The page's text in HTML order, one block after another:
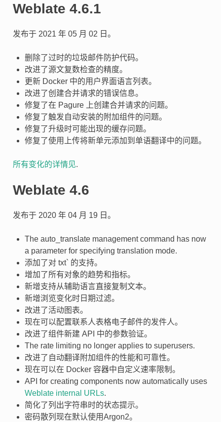
Weblate 4.6.1
发布于 2021 年 05 月 02 日。
删除了过时的垃圾邮件防护代码。
改进了源文复数检查的精度。
更新 Docker 中的用户界面语言列表。
改进了创建合并请求的错误信息。
修复了在 Pagure 上创建合并请求的问题。
修复了触发自动安装的附加组件的问题。
修复了升级时可能出现的缓存问题。
修复了使用上传将新单元添加到单语翻译中的问题。
所有变化的详情见.
Weblate 4.6
发布于 2020 年 04 月 19 日。
The auto_translate management command has now
a parameter for specifying translation mode.
添加了对 txt` 的支持。
增加了所有对象的趋势和指标。
新增支持从辅助语言直接复制文本。
新增浏览变化时日期过滤。
改进了活动图表。
现在可以配置联系人表格电子邮件的发件人。
改进了组件新建 API 中的参数验证。
The rate limiting no longer applies to superusers.
改进了自动翻译附加组件的性能和可靠性。
现在可以在 Docker 容器中自定义速率限制。
API for creating components now automatically uses
Weblate internal URLs.
简化了列出字符串时的状态提示。
密码散列现在默认使用Argon2。